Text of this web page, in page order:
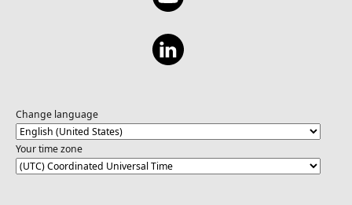
Change language
Your time zone